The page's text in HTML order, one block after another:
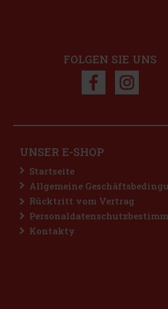
FOLGEN SIE UNS
UNSER E-SHOP
Startseite
Allgemeine
Rücktritt vom Vertrag
Kontakty